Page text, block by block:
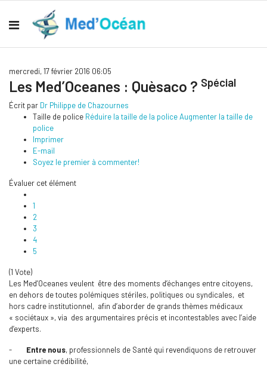
mercredi, 17 février 2016 06:05
Les Med’Oceanes : Quèsaco ? Spécial
Écrit par Dr Philippe de Chazournes
Taille de police Réduire la taille de la policeAugmenter la taille de
police
Imprimer
E-mail
Soyez le premier à commenter!
Évaluer cet élément
1
2
3
4
5
(1 Vote)
Les Med’Oceanes veulent être des moments d’échanges entre citoyens,
en dehors de toutes polémiques stériles, politiques ou syndicales, et
hors cadre institutionnel, afin d’aborder de grands thèmes médicaux
« sociétaux », via des argumentaires précis et incontestables avec l’aide
d’experts.
- Entre nous, professionnels de Santé qui revendiquons de retrouver
une certaine crédibilité,